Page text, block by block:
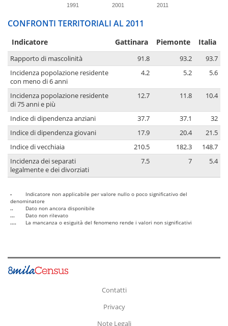
1991 2001 2011
CONFRONTI TERRITORIALI AL 2011
Indicatore Gattinara Piemonte Italia
Rapporto di mascolinità 91.8 93.2
93.7
Incidenza popolazione residente
con meno di 6 anni
4.2 5.2 5.6
Incidenza popolazione residente
di 75 anni e più
12.7 11.8 10.4
Indice di dipendenza anziani 37.7 37.1
32
Indice di dipendenza giovani
17.9 20.4
21.5
Indice di vecchiaia
210.5 182.3
148.7
Incidenza dei separati
legalmente e dei divorziati
7.5 7 5.4
-
Indicatore non applicabile per valore nullo o poco significativo del
denominatore
..
Dato non ancora disponibile
...
Dato non rilevato
....
La mancanza o esiguità del fenomeno rende i valori non significativi
Contatti
Privacy
Note Legali